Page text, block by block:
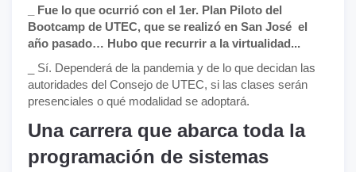
_ Fue lo que ocurrió con el 1er. Plan Piloto del
Bootcamp de UTEC, que se realizó en San José el
año pasado… Hubo que recurrir a la virtualidad...
_ Sí. Dependerá de la pandemia y de lo que decidan las
autoridades del Consejo de UTEC, si las clases serán
presenciales o qué modalidad se adoptará.
Una carrera que abarca toda la
programación de sistemas